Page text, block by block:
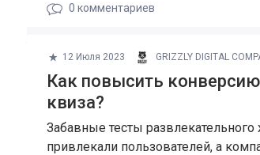
0 комментариев
12 Июля 2023 GRIZZLY DIGITAL
Как повысить
квиза?
Забавные тесты развлекательного
привлекали пользователей, а